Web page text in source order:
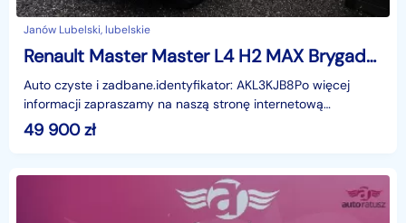
Janów Lubelski, lubelskie
Renault Master Master L4 H2 MAX Brygadówka 7miejsc, bliżniak, sprowadzony. 3.5T HAK
Auto czyste i zadbane.identyfikator: AKL3KJB8Po więcej
informacji zapraszamy na naszą stronę internetową
eurocarjanowlubelski.pl
49 900zł